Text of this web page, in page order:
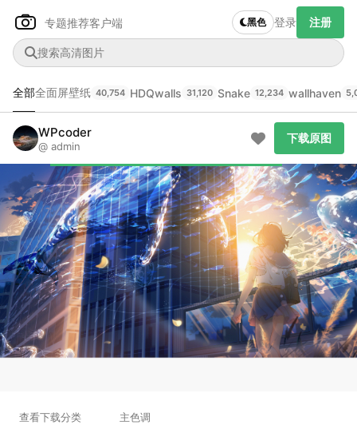
专题推荐客户端 黑色 登录 注册
全部全面屏壁纸 40,754 HDQwalls 31,120 Snake 12,234 wallhaven
WPcoder
@ admin
下载原图
查看下载分类 主色调
下载原图
查看
--
下载
--
分类
--
主色调
--
发布
未知设备
在主题许可下可免费使用
分享 信息
正在生成支付二维码...